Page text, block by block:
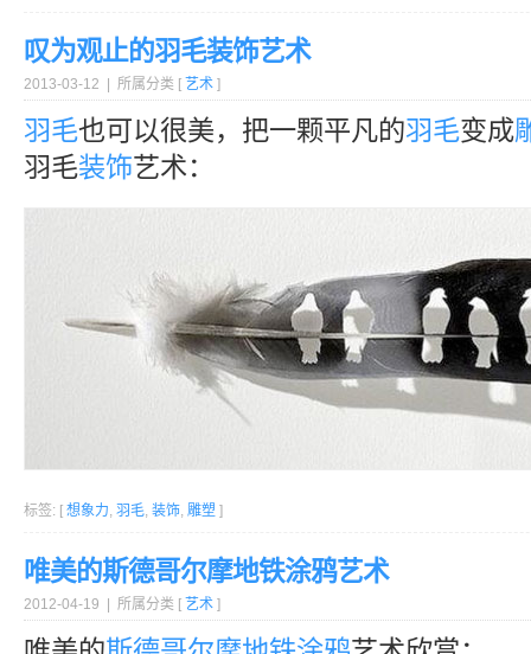
叹为观止的羽毛装饰艺术
2013-03-12 | 所属分类 [ 艺术 ]
羽毛也可以很美，把一颗平凡的羽毛变成
羽毛装饰艺术：
标签: [ 想象力, 羽毛, 装饰, 雕塑 ]
唯美的斯德哥尔摩地铁涂鸦艺术
2012-04-19 | 所属分类 [ 艺术 ]